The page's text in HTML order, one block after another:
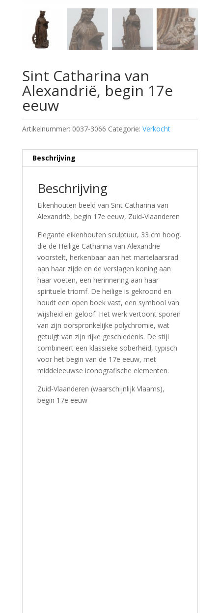
Sint Catharina van
Alexandrië, begin 17e
eeuw
Artikelnummer: 0037-3066 Categorie: Verkocht
Beschrijving
Beschrijving
Eikenhouten beeld van Sint Catharina van
Alexandrië, begin 17e eeuw, Zuid-Vlaanderen
Elegante eikenhouten sculptuur, 33 cm hoog,
die de Heilige Catharina van Alexandrië
voorstelt, herkenbaar aan het martelaarsrad
aan haar zijde en de verslagen koning aan
haar voeten, een herinnering aan haar
spirituele triomf. De heilige is gekroond en
houdt een open boek vast, een symbool van
wijsheid en geloof. Het werk vertoont sporen
van zijn oorspronkelijke polychromie, wat
getuigt van zijn rijke geschiedenis. De stijl
combineert een klassieke soberheid, typisch
voor het begin van de 17e eeuw, met
middeleeuwse iconografische elementen.
Zuid-Vlaanderen (waarschijnlijk Vlaams),
begin 17e eeuw